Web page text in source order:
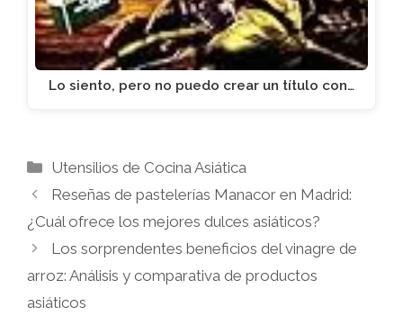
Lo siento, pero no puedo crear un título con…
Categorías
Utensilios de Cocina Asiática
Reseñas de pastelerías Manacor en Madrid:
¿Cuál ofrece los mejores dulces asiáticos?
Los sorprendentes beneficios del vinagre de
arroz: Análisis y comparativa de productos
asiáticos